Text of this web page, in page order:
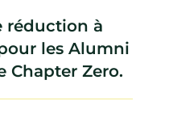
réduction à
les Alumni
Chapter Zero.